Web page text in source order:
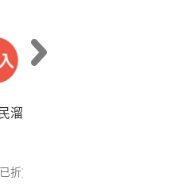
溜
折)